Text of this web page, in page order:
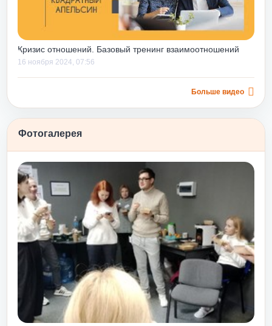
ошибки, еще
строить
дает
их
и потому,
после
и принятию
и принятие
для
после
как чуть с
так и
Кризис отношений. Базовый тренинг взаимоотношений
16 ноября 2024, 07:56
Больше видео
Фотогалерея